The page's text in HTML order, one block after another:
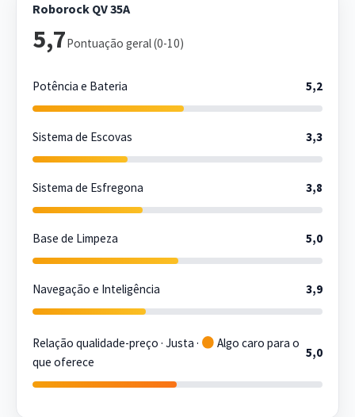
Roborock QV 35A
5,7Pontuação geral (0-10)
Potência e Bateria 5,2
Sistema de Escovas 3,3
Sistema de Esfregona 3,8
Base de Limpeza 5,0
Navegação e Inteligência 3,9
Relação qualidade-preço · Justa ·
Algo caro para o
que oferece
5,0